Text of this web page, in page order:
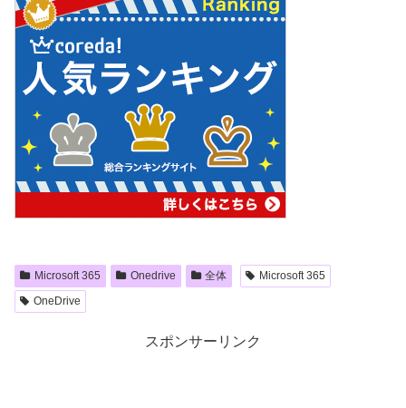
Microsoft 365 Onedrive 全体
Microsoft 365
OneDrive
スポンサーリンク